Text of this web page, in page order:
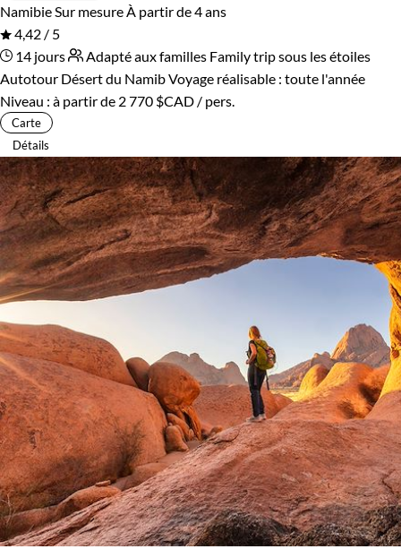
Namibie Sur mesure À partir de 4 ans
4,42 / 5
14 jours
Adapté aux familles Family trip sous les étoiles
Autotour Désert du NamibVoyage réalisable : toute l'année
Niveau : à partir de 2 770 $CAD / pers.
Carte
Détails